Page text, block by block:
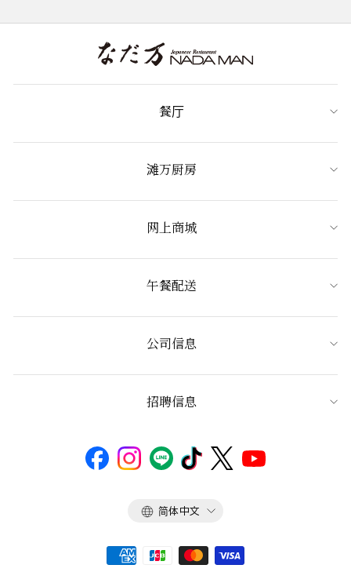
餐厅
滩万厨房
网上商城
午餐配送
公司信息
招聘信息
语
简体中文